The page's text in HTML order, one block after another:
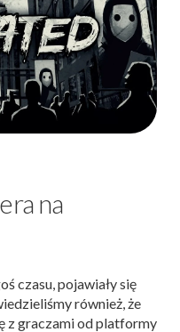
na
czasu, pojawiały się
również, że
z graczami od platformy